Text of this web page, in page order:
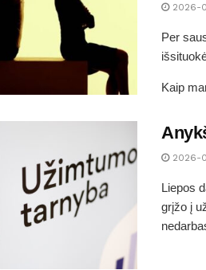
2026-
Per
Kaip
2026-
Liepos
grįžo į